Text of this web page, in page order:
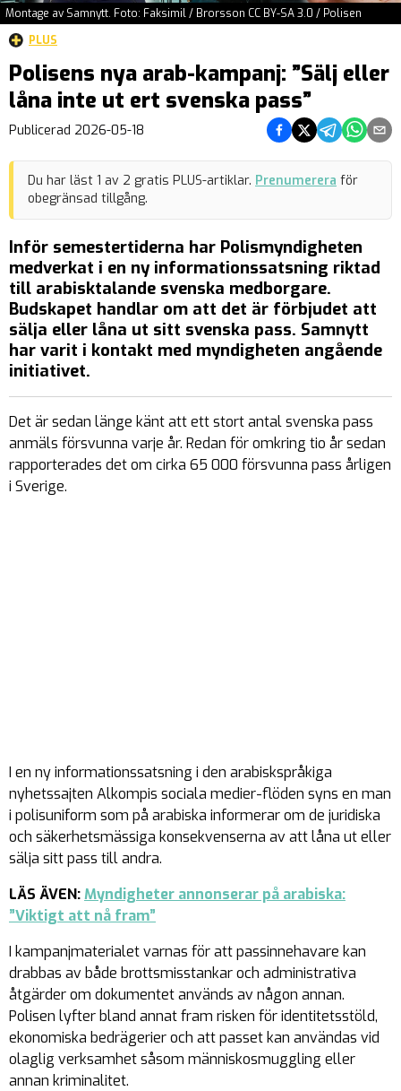
Montage av Samnytt. Foto: Faksimil / Brorsson CC BY-SA 3.0 / Polisen
PLUS
Polisens nya arab-kampanj: ”Sälj eller
låna inte ut ert svenska pass”
Publicerad 2026-05-18 Dela på Facebook
Dela på Twitter
Dela påDela på
Dela
Du har läst 1 av 2 gratis PLUS-artiklar. Prenumerera för
obegränsad tillgång.
Inför semestertiderna har Polismyndigheten
medverkat i en ny informationssatsning riktad
till arabisktalande svenska medborgare.
Budskapet handlar om att det är förbjudet att
sälja eller låna ut sitt svenska pass. Samnytt
har varit i kontakt med myndigheten angående
initiativet.
Det är sedan länge känt att ett stort antal svenska pass
anmäls försvunna varje år. Redan för omkring tio år sedan
rapporterades det om cirka 65 000 försvunna pass årligen
i Sverige.
I en ny informationssatsning i den arabiskspråkiga
nyhetssajten Alkompis sociala medier-flöden syns en man
i polisuniform som på arabiska informerar om de juridiska
och säkerhetsmässiga konsekvenserna av att låna ut eller
sälja sitt pass till andra.
LÄS ÄVEN:Myndigheter annonserar på arabiska:
”Viktigt att nå fram”
I kampanjmaterialet varnas för att passinnehavare kan
drabbas av både brottsmisstankar och administrativa
åtgärder om dokumentet används av någon annan.
Polisen lyfter bland annat fram risken för identitetsstöld,
ekonomiska bedrägerier och att passet kan användas vid
olaglig verksamhet såsom människosmuggling eller
annan kriminalitet.